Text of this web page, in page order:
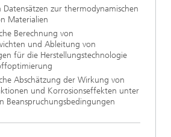
zur thermodynamischen
Materialien
Berechnung von
und Ableitung von
für die Herstellungstechnologie
Abschätzung der Wirkung von
und Korrosionseffekten unter
Beanspruchungsbedingungen